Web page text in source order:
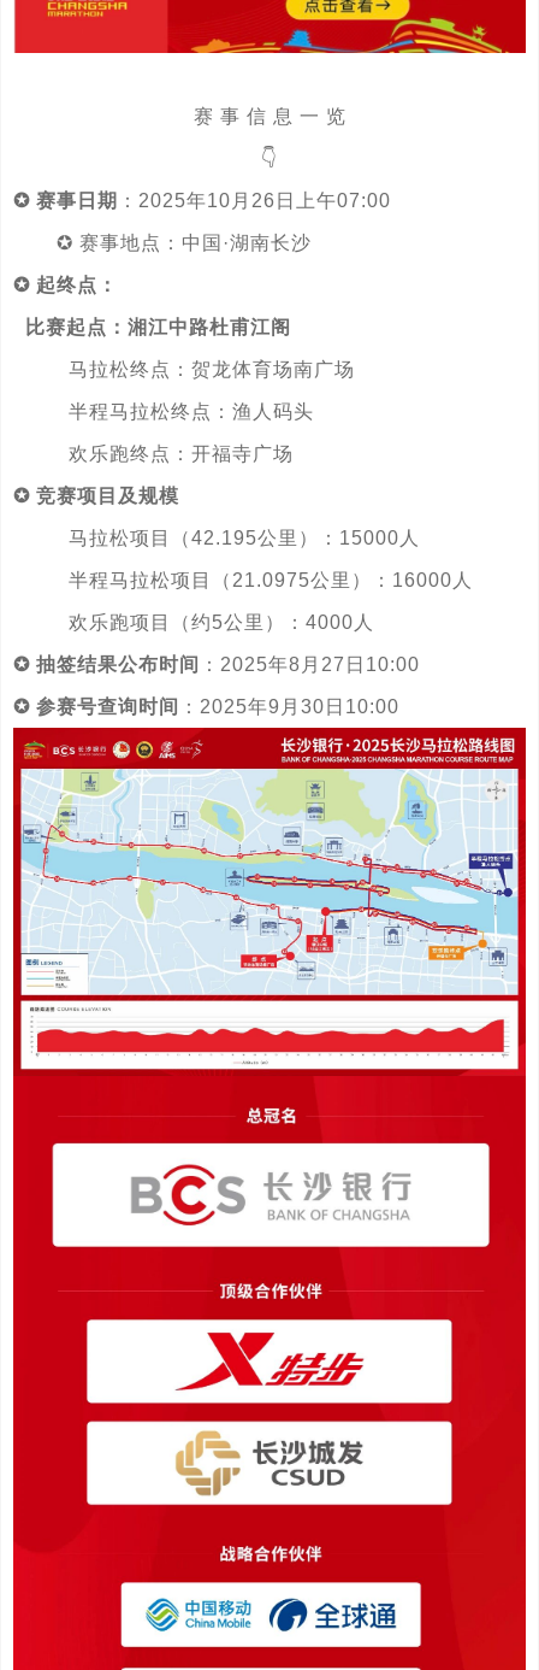
赛 事 信 息 一 览
👇
✪ 赛事日期 ：2025年10月26日上午07:00
✪ 赛事地点：中国·湖南长沙
✪ 起终点：
比赛起点：湘江中路杜甫江阁
马拉松终点：贺龙体育场南广场
半程马拉松终点：渔人码头
欢乐跑终点：开福寺广场
✪ 竞赛项目及规模
马拉松项目（42.195公里）：15000人
半程马拉松项目（21.0975公里）：16000人
欢乐跑项目（约5公里）：4000人
✪ 抽签结果公布时间 ：2025年8月27日10:00
✪ 参赛号查询时间 ：2025年9月30日10:00